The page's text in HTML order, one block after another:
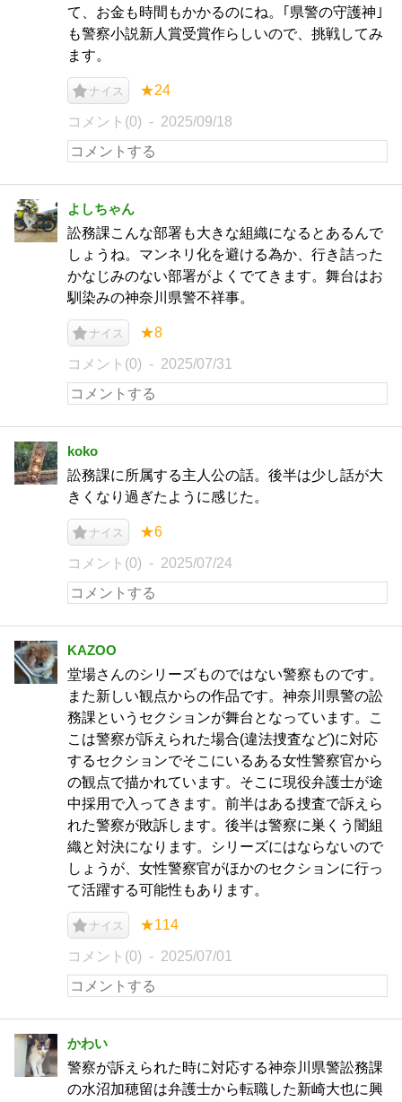
て、お金も時間もかかるのにね。｢県警の守護神｣
も警察小説新人賞受賞作らしいので、挑戦してみ
ます。
ナイス ★24
コメント(0) 2025/09/18
よしちゃん
訟務課こんな部署も大きな組織になるとあるんで
しょうね。マンネリ化を避ける為か、行き詰った
かなじみのない部署がよくでてきます。舞台はお
馴染みの神奈川県警不祥事。
ナイス ★8
コメント(0) 2025/07/31
koko
訟務課に所属する主人公の話。後半は少し話が大
きくなり過ぎたように感じた。
ナイス ★6
コメント(0) 2025/07/24
KAZOO
堂場さんのシリーズものではない警察ものです。
また新しい観点からの作品です。神奈川県警の訟
務課というセクションが舞台となっています。こ
こは警察が訴えられた場合(違法捜査など)に対応
するセクションでそこにいるある女性警察官から
の観点で描かれています。そこに現役弁護士が途
中採用で入ってきます。前半はある捜査で訴えら
れた警察が敗訴します。後半は警察に巣くう闇組
織と対決になります。シリーズにはならないので
しょうが、女性警察官がほかのセクションに行っ
て活躍する可能性もあります。
ナイス ★114
コメント(0) 2025/07/01
かわい
警察が訴えられた時に対応する神奈川県警訟務課
の水沼加穂留は弁護士から転職した新崎大也に興